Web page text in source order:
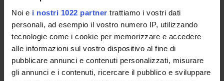
Noi e i nostri 1022 partner trattiamo i vostri dati
personali, ad esempio il vostro numero IP, utilizzando
tecnologie come i cookie per memorizzare e accedere
alle informazioni sul vostro dispositivo al fine di
pubblicare annunci e contenuti personalizzati, misurare
gli annunci e i contenuti, ricercare il pubblico e sviluppare
ORGANISATION
GOVERNANCE